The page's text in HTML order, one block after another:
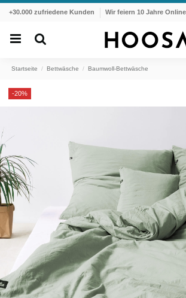
+30.000 zufriedene Kunden Wir feiern 10 Jahre
Startseite Bettwäsche Baumwoll-Bettwäsche
-20%